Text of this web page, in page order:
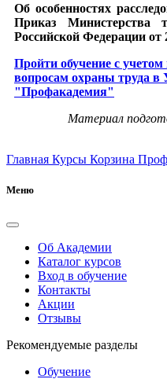
Об особенностях
Приказ Министерства
Российской Федерации от
Пройти обучение с
вопросам охраны труда в
"Профакадемия"
Материал
Главная Курсы Корзина
Меню
Об Академии
Каталог курсов
Вход в обучение
Контакты
Акции
Отзывы
Рекомендуемые разделы
Обучение